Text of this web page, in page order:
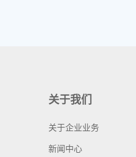
关于我们
关于企业业务
新闻中心